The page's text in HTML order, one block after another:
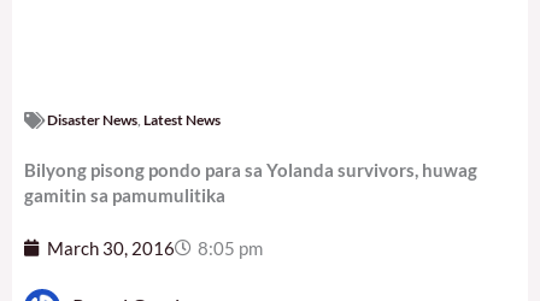
Disaster News Latest News
Bilyong pisong pondo para sa Yolanda survivors, huwag
gamitin sa pamumulitika
March 30, 2016 8:05 pm